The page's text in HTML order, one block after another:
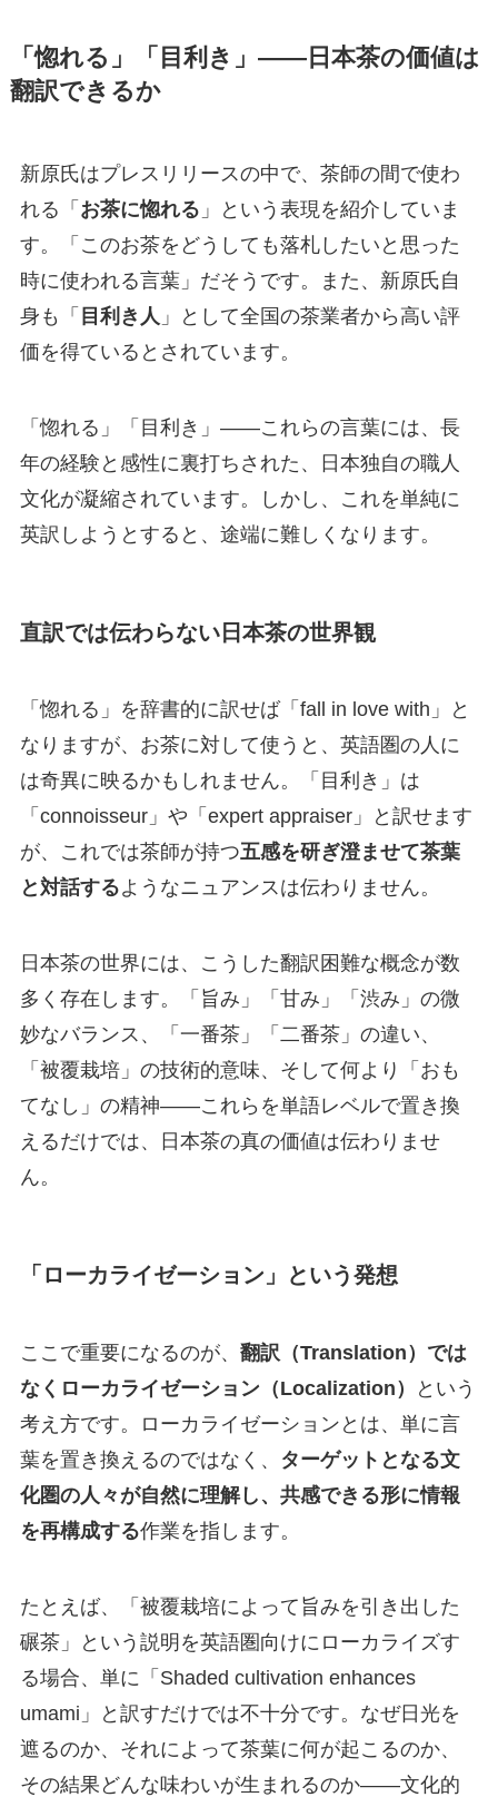
「惚れる」「目利き」——日本茶の価値は
翻訳できるか
新原氏はプレスリリースの中で、茶師の間で使わ
れる「 お茶に惚れる 」という表現を紹介していま
す。「このお茶をどうしても落札したいと思った
時に使われる言葉」だそうです。また、新原氏自
身も「 目利き人 」として全国の茶業者から高い評
価を得ているとされています。
「惚れる」「目利き」——これらの言葉には、長
年の経験と感性に裏打ちされた、日本独自の職人
文化が凝縮されています。しかし、これを単純に
英訳しようとすると、途端に難しくなります。
直訳では伝わらない日本茶の世界観
「惚れる」を辞書的に訳せば「fall in love with」と
なりますが、お茶に対して使うと、英語圏の人に
は奇異に映るかもしれません。「目利き」は
「connoisseur」や「expert appraiser」と訳せます
が、これでは茶師が持つ五感を研ぎ澄ませて茶葉
と対話するようなニュアンスは伝わりません。
日本茶の世界には、こうした翻訳困難な概念が数
多く存在します。「旨み」「甘み」「渋み」の微
妙なバランス、「一番茶」「二番茶」の違い、
「被覆栽培」の技術的意味、そして何より「おも
てなし」の精神——これらを単語レベルで置き換
えるだけでは、日本茶の真の価値は伝わりませ
ん。
「ローカライゼーション」という発想
ここで重要になるのが、 翻訳（Translation）では
なくローカライゼーション（Localization）
という
考え方です。ローカライゼーションとは、単に言
葉を置き換えるのではなく、
ターゲットとなる文
化圏の人々が自然に理解し、共感できる形に情報
を再構成する作業を指します。
たとえば、「被覆栽培によって旨みを引き出した
碾茶」という説明を英語圏向けにローカライズす
る場合、単に「Shaded cultivation enhances
umami」と訳すだけでは不十分です。なぜ日光を
遮るのか、それによって茶葉に何が起こるのか、
その結果どんな味わいが生まれるのか——文化的